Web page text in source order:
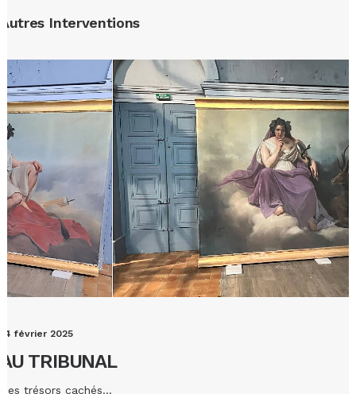
Autres Interventions
14 février 2025
AU TRIBUNAL
Des trésors cachés…